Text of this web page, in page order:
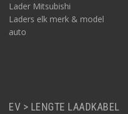
Lader Mitsubishi
Laders elk merk & model
auto
EV > LENGTE LAADKABEL